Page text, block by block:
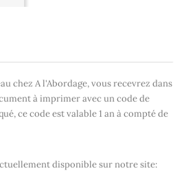
chez A l'Abordage, vous recevrez dans
à imprimer avec uncode de
ce code estvalable 1 anà compté de
disponible sur notre site: